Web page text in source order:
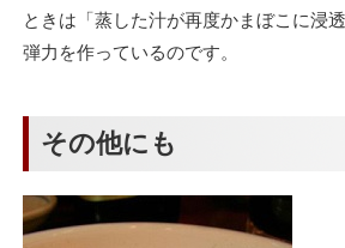
ときは「蒸した汁が再度かまぼこに浸
弾力を作っているのです。
その他にも